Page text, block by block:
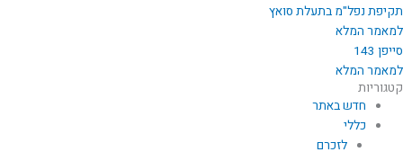
תקיפת נפל"מ בתעלת סואץ
למאמר המלא
סייפן 143
למאמר המלא
קטגוריות
חדש באתר
כללי
לזכרם